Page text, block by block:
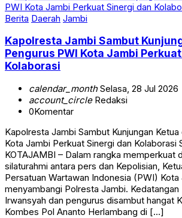
Berita Daerah Jambi
Kapolresta Jambi Sambut
Pengurus PWI Kota Jambi
Kolaborasi
calendar_monthSelasa, 28 Jul 2026
account_circleRedaksi
0Komentar
Kapolresta Jambi Sambut Kunjungan
Kota Jambi Perkuat Sinergi dan Kolaborasi
KOTAJAMBI – Dalam rangka memperkuat
silaturahmi antara pers dan Kepolisian,
Persatuan Wartawan Indonesia (PWI) Kota
menyambangi Polresta Jambi. Kedatangan
Irwansyah dan pengurus disambut hangat
Kombes Pol Ananto Herlambang di […]